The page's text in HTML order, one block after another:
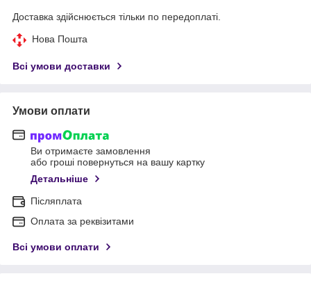
Доставка здійснюється тільки по передоплаті.
Нова Пошта
Всі умови доставки
Умови оплати
Ви отримаєте замовлення
або гроші повернуться на вашу картку
Детальніше
Післяплата
Оплата за реквізитами
Всі умови оплати